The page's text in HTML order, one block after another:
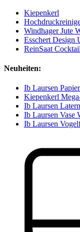
Kiepenkerl
Windhager Jute
Esschert Design
ReinSaat
Neuheiten:
Ib Laursen
Kiepenkerl
Ib Laursen
Ib Laursen Vase
Ib Laursen